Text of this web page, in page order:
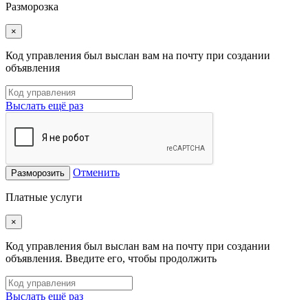
Разморозка
×
Код управления был выслан вам на почту при создании
объявления
Выслать ещё раз
Разморозить Отменить
Платные услуги
×
Код управления был выслан вам на почту при создании
объявления. Введите его, чтобы продолжить
Выслать ещё раз